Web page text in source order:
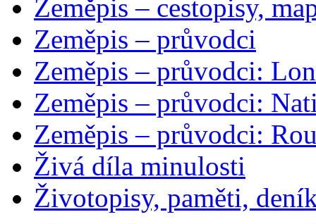
Zeměpis – cestopisy,
Zeměpis – průvodci
Zeměpis – průvodci:
Zeměpis – průvodci:
Zeměpis – průvodci:
Živá díla minulosti
Životopisy, paměti,